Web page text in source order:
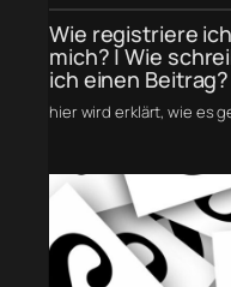
Wie registriere ich
mich? | Wie
ich einen Beitrag?
hier wird erklärt, wie es